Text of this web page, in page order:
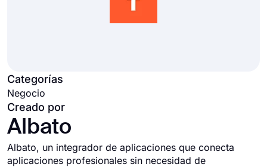
Categorías
Negocio
Creado por
Albato
Albato, un integrador de aplicaciones que conecta
aplicaciones profesionales sin necesidad de